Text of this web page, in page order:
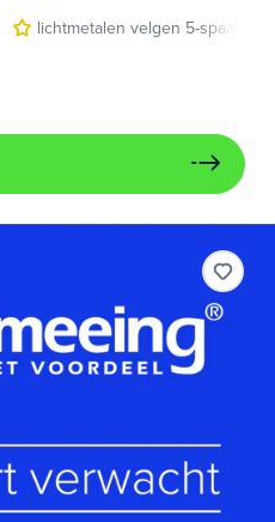
lichtmetalen velgen 5-spaaks